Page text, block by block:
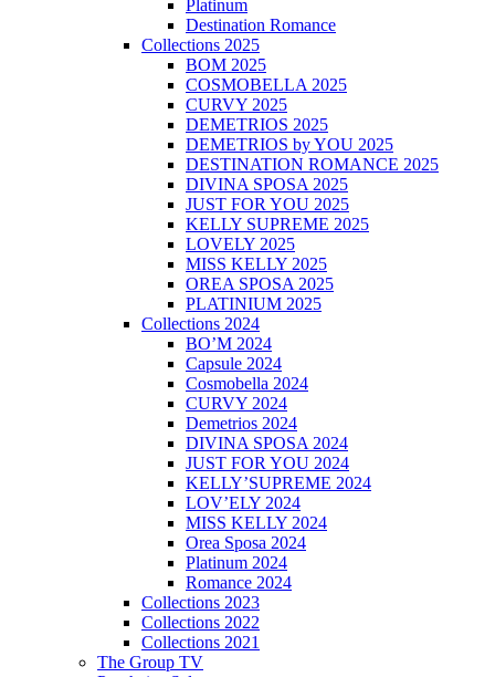
Platinum
Destination Romance
Collections 2025
BOM 2025
COSMOBELLA 2025
CURVY 2025
DEMETRIOS 2025
DEMETRIOS by YOU 2025
DESTINATION ROMANCE 2025
DIVINA SPOSA 2025
JUST FOR YOU 2025
KELLY SUPREME 2025
LOVELY 2025
MISS KELLY 2025
OREA SPOSA 2025
PLATINIUM 2025
Collections 2024
BO’M 2024
Capsule 2024
Cosmobella 2024
CURVY 2024
Demetrios 2024
DIVINA SPOSA 2024
JUST FOR YOU 2024
KELLY’SUPREME 2024
LOV’ELY 2024
MISS KELLY 2024
Orea Sposa 2024
Platinum 2024
Romance 2024
Collections 2023
Collections 2022
Collections 2021
The Group TV